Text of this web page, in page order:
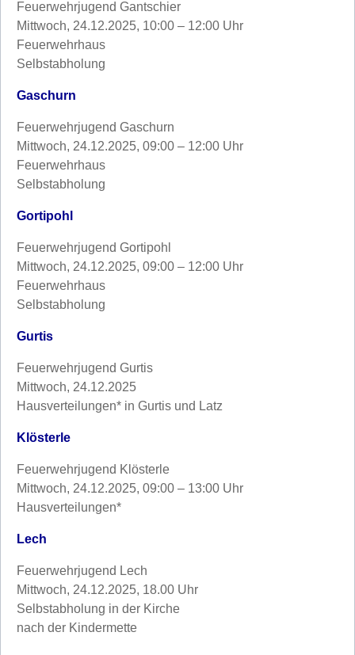
Feuerwehrjugend Gantschier
Mittwoch, 24.12.2025, 10:00 – 12:00 Uhr
Feuerwehrhaus
Selbstabholung
Gaschurn
Feuerwehrjugend Gaschurn
Mittwoch, 24.12.2025, 09:00 – 12:00 Uhr
Feuerwehrhaus
Selbstabholung
Gortipohl
Feuerwehrjugend Gortipohl
Mittwoch, 24.12.2025, 09:00 – 12:00 Uhr
Feuerwehrhaus
Selbstabholung
Gurtis
Feuerwehrjugend Gurtis
Mittwoch, 24.12.2025
Hausverteilungen* in Gurtis und Latz
Klösterle
Feuerwehrjugend Klösterle
Mittwoch, 24.12.2025, 09:00 – 13:00 Uhr
Hausverteilungen*
Lech
Feuerwehrjugend Lech
Mittwoch, 24.12.2025, 18.00 Uhr
Selbstabholung in der Kirche
nach der Kindermette